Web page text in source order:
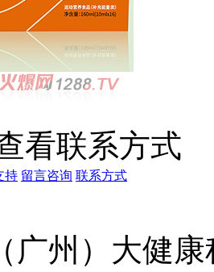
看联系方式
持 留言咨询 联系方式
广州）大健